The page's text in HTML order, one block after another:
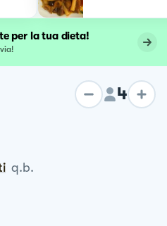
per la tua dieta!
4
q.b.